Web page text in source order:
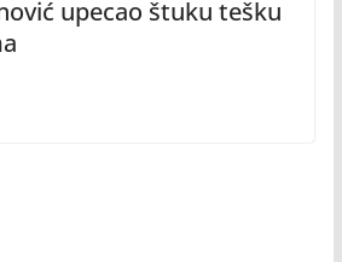
upecao štuku tešku